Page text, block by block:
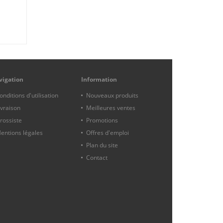
d'utilisation
légales
Information
Nouveaux produits
Meilleures ventes
Promotions
Offres d'emploi
Plan du site
Contact